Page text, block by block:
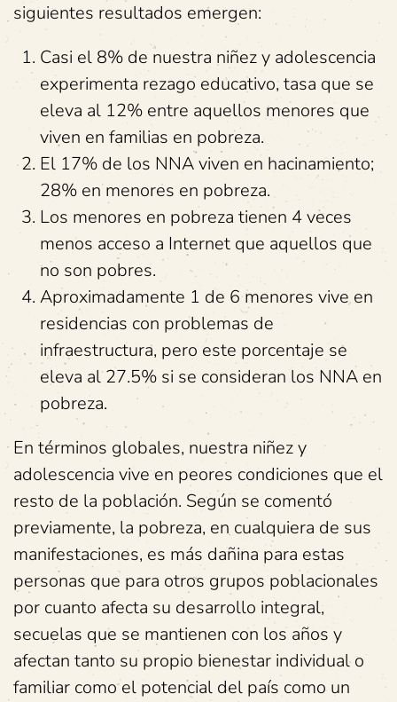
siguientes resultados emergen:
Casi el 8% de nuestra niñez y adolescencia
experimenta rezago educativo, tasa que se
eleva al 12% entre aquellos menores que
viven en familias en pobreza.
El 17% de los NNA viven en hacinamiento;
28% en menores en pobreza.
Los menores en pobreza tienen 4 veces
menos acceso a Internet que aquellos que
no son pobres.
Aproximadamente 1 de 6 menores vive en
residencias con problemas de
infraestructura, pero este porcentaje se
eleva al 27.5% si se consideran los NNA en
pobreza.
En términos globales, nuestra niñez y
adolescencia vive en peores condiciones que el
resto de la población. Según se comentó
previamente, la pobreza, en cualquiera de sus
manifestaciones, es más dañina para estas
personas que para otros grupos poblacionales
por cuanto afecta su desarrollo integral,
secuelas que se mantienen con los años y
afectan tanto su propio bienestar individual o
familiar como el potencial del país como un